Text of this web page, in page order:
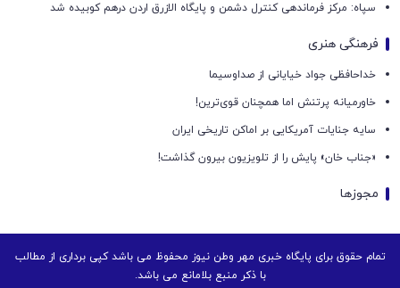
سپاه: مرکز فرماندهی کنترل دشمن و پایگاه الازرق اردن درهم کوبیده شد
فرهنگی هنری
خداحافظی جواد خیایانی از صداوسیما
خاورمیانه پرتنش اما همچنان قوی‌ترین!
سایه جنایات آمریکایی بر اماکن تاریخی ایران
«جناب خان» پایش را از تلویزیون بیرون گذاشت!
مجوزها
تمام حقوق برای پایگاه خبری مهر وطن نیوز محفوظ می باشد کپی برداری از مطالب
با ذکر منبع بلامانع می باشد.